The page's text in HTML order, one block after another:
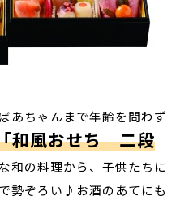
あちゃんまで年齢を問わず
和風おせち 二段
和の料理から、子供たちに
勢ぞろい♪お酒のあてにも